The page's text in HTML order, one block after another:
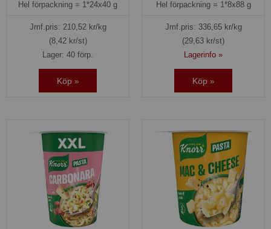
Hel förpackning = 1*24x40 g
Jmf.pris: 210,52kr/kg
(8,42 kr/st)
Lager: 40 förp.
Köp »
Hel förpackning = 1*8x88 g
Jmf.pris: 336,65kr/kg
(29,63 kr/st)
Lagerinfo »
Köp »